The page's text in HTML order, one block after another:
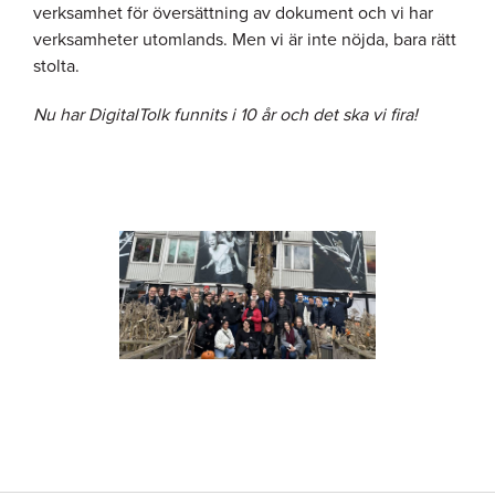
verksamhet för översättning av dokument och vi har
verksamheter utomlands. Men vi är inte nöjda, bara rätt
stolta.
Nu har DigitalTolk funnits i 10 år och det ska vi fira!